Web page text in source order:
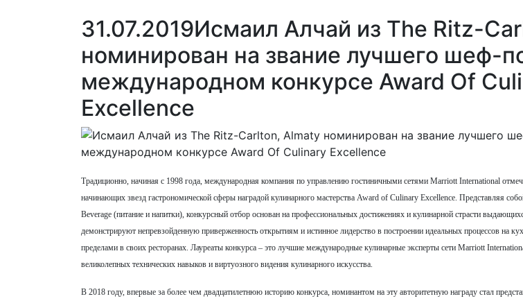
31.07.2019Исмаил Алчай из The Ritz-
номинирован на звание лучшего шеф-
международном конкурсе Award Of
Excellence
Традиционно, начиная с 1998 года, международная компания по управлению гостиничными сетями Marriott International
начинающих звезд гастрономической сферы наградой кулинарного мастерства Award of Culinary Excellence. Представляя
Beverage (питание и напитки), конкурсный отбор основан на профессиональных достижениях и кулинарной страсти
демонстрируют непревзойденную приверженность открытиям и истинное лидерство в построении идеальных процессов на
пределами в своих ресторанах. Лауреаты конкурса – это лучшие международные кулинарные эксперты сети Marriott
великолепных технических навыков и виртуозного видения кулинарного искусства.
В 2018 году, впервые за более чем двадцатилетнюю историю конкурса, номинантом на эту авторитетную награду стал